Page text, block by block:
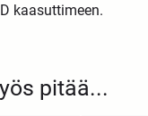
pitää...
kaasuttimeen.